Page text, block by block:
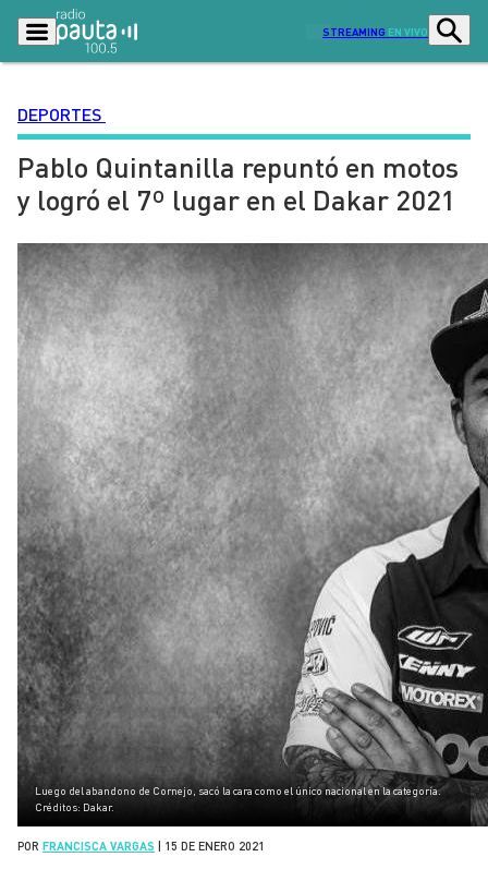
STREAMING EN VIVO
Podcasts Programas
Lo Último Actualidad
Ciudad Economía
Radio en vivo Sostenibilidad
Tendencias Deportes
Entretención y Cultura Opinión
Dato en Pauta Señal 2
Contenido Patrocinado
DEPORTES
Pablo Quintanilla repuntó en motos
y logró el 7º lugar en el Dakar 2021
Luego del abandono de Cornejo, sacó la cara como el único nacional en la categoría.
Créditos: Dakar.
POR FRANCISCA VARGAS 15 DE ENERO 2021